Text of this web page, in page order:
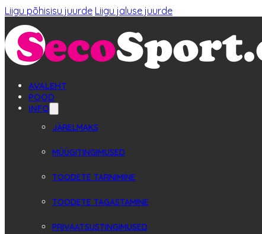
Liigu põhisisu juurde Liigu jaluse juurde
AVALEHT
POOD
INFO
JÄRELMAKS
MÜÜGITINGIMUSED
TOODETE TARNIMINE
TOODETE TAGASTAMINE
PRIVAATSUSTINGIMUSED